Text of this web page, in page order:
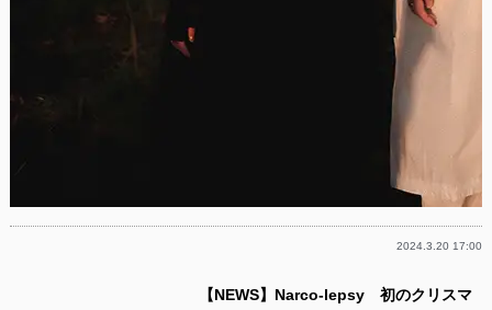
2024.3.20 17:00
【NEWS】Narco-lepsy 初のクリスマ